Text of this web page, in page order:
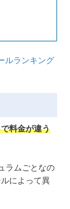
ルランキング
料金が違う
ラムごとなの
によって異